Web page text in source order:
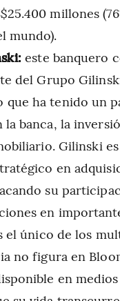
millones
mundo).
este banquero
del Grupo
que ha tenido un
banca, la
Gilinski
en
su
en
el único de los
no figura en
en